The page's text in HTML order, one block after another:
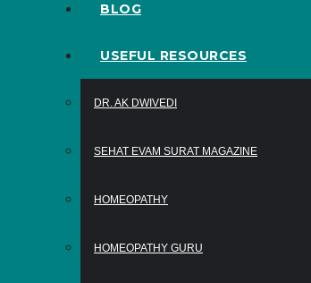
BLOG
USEFUL RESOURCES
DR. AK DWIVEDI
SEHAT EVAM SURAT MAGAZINE
HOMEOPATHY
HOMEOPATHY GURU